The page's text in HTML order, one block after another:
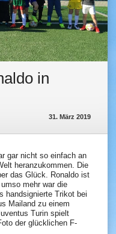
in
31. März 2019
gar nicht so einfach an
heranzukommen. Die
das Glück. Ronaldo ist
mehr war die
handsignierte Trikot bei
Mailand zu einem
Turin spielt
der glücklichen F-